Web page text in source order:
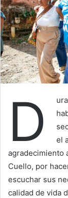
D
el
agradecimiento
Cuello, por
escuchar sus
calidad de vida